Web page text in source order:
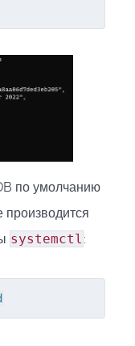
по умолчанию
производится
systemctl :